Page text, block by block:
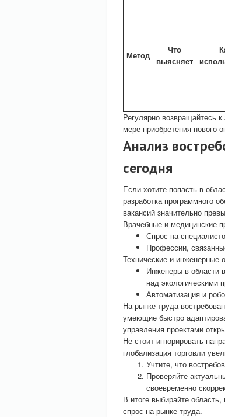
Метод
Что
выясняет
Регулярно возвращайтесь
мере приобретения нового
Анализ
сегодня
Если хотите попасть в
разработка программного
вакансий значительно
Врачебные и медицинские
Спрос на
Профессии,
Технические и инженерные
Инженеры в области
над экологическими
Автоматизация и
На рынке труда
умеющие быстро
управления проектами
Не стоит игнорировать
глобализация торговли
Учтите, что
Проверяйте
своевременно
В итоге выбирайте
спрос на рынке труда.